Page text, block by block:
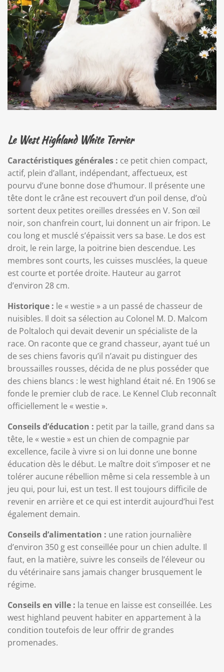
Le West Highland White Terrier
Caractéristiques générales : ce petit chien compact,
actif, plein d’allant, indépendant, affectueux, est
pourvu d’une bonne dose d’humour. Il présente une
tête dont le crâne est recouvert d’un poil dense, d’où
sortent deux petites oreilles dressées en V. Son œil
noir, son chanfrein court, lui donnent un air fripon. Le
cou long et musclé s’épaissit vers sa base. Le dos est
droit, le rein large, la poitrine bien descendue. Les
membres sont courts, les cuisses musclées, la queue
est courte et portée droite. Hauteur au garrot
d’environ 28 cm.
Historique : le « westie » a un passé de chasseur de
nuisibles. Il doit sa sélection au Colonel M. D. Malcom
de Poltaloch qui devait devenir un spécialiste de la
race. On raconte que ce grand chasseur, ayant tué un
de ses chiens favoris qu’il n’avait pu distinguer des
broussailles rousses, décida de ne plus posséder que
des chiens blancs : le west highland était né. En 1906 se
fonde le premier club de race. Le Kennel Club reconnaît
officiellement le « westie ».
Conseils d’éducation : petit par la taille, grand dans sa
tête, le « westie » est un chien de compagnie par
excellence, facile à vivre si on lui donne une bonne
éducation dès le début. Le maître doit s’imposer et ne
tolérer aucune rébellion même si cela ressemble à un
jeu qui, pour lui, est un test. Il est toujours difficile de
revenir en arrière et ce qui est interdit aujourd’hui l’est
également demain.
Conseils d’alimentation : une ration journalière
d’environ 350 g est conseillée pour un chien adulte. Il
faut, en la matière, suivre les conseils de l’éleveur ou
du vétérinaire sans jamais changer brusquement le
régime.
Conseils en ville : la tenue en laisse est conseillée. Les
west highland peuvent habiter en appartement à la
condition toutefois de leur offrir de grandes
promenades.